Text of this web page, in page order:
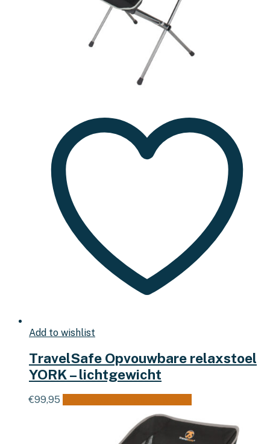
Add to wishlist
TravelSafe Opvouwbare relaxstoel
YORK – lichtgewicht
€99,95